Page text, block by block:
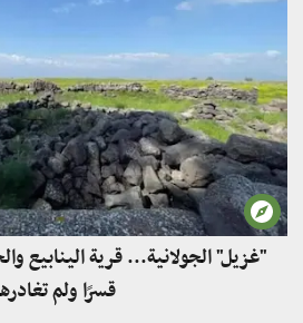
"غزيل" الجولانية... قرية الينابيع
قسرًا ولم